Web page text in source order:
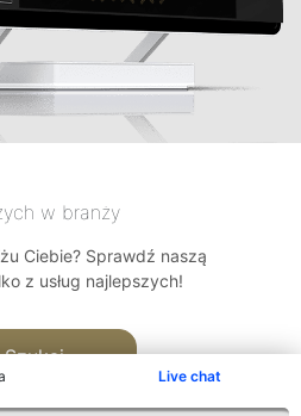
Live chat
w branży
Ciebie? Sprawdź naszą
z usług najlepszych!
Szukaj